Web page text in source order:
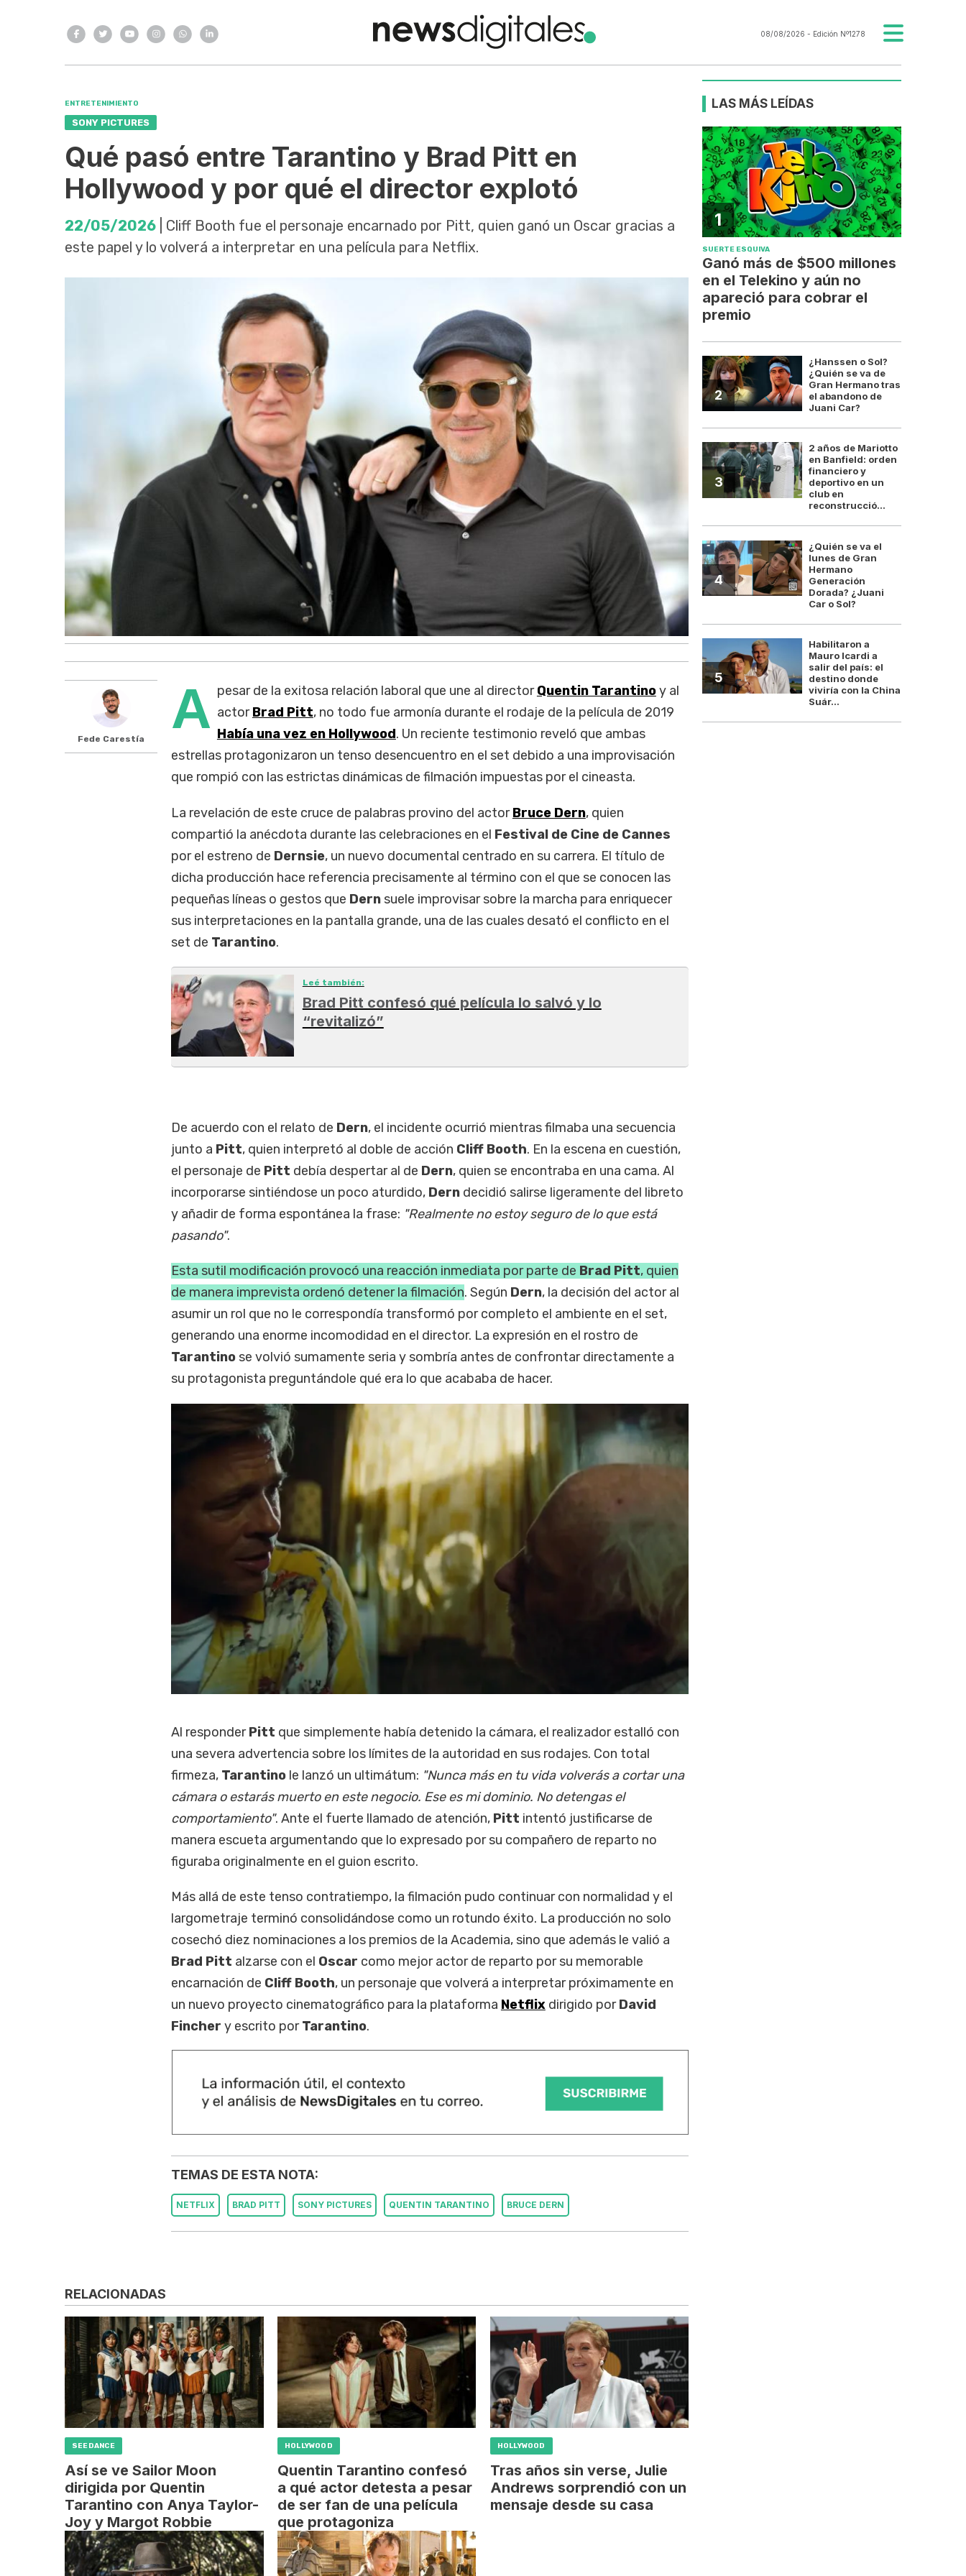
08/08/2026 - Edición Nº1278
ENTRETENIMIENTO
SONY PICTURES
Qué pasó entre Tarantino y Brad Pitt en
Hollywood y por qué el director explotó
22/05/2026 | Cliff Booth fue el personaje encarnado por Pitt, quien ganó un Oscar gracias a
este papel y lo volverá a interpretar en una película para Netflix.
Fede Carestía A pesar de la exitosa relación laboral que une al directorQuentin Tarantinoy al
actorBrad Pitt, no todo fue armonía durante el rodaje de la película de 2019
Había una vez en Hollywood. Un reciente testimonio reveló que ambas
estrellas protagonizaron un tenso desencuentro en el set debido a una improvisación
que rompió con las estrictas dinámicas de filmación impuestas por el cineasta.
La revelación de este cruce de palabras provino del actorBruce Dern, quien
compartió la anécdota durante las celebraciones en el Festival de Cine de Cannes
por el estreno de Dernsie, un nuevo documental centrado en su carrera. El título de
dicha producción hace referencia precisamente al término con el que se conocen las
pequeñas líneas o gestos que Dern suele improvisar sobre la marcha para enriquecer
sus interpretaciones en la pantalla grande, una de las cuales desató el conflicto en el
set de Tarantino.
Leé también:
Brad Pitt confesó qué película lo salvó y lo
“revitalizó”
De acuerdo con el relato de Dern, el incidente ocurrió mientras filmaba una secuencia
junto a Pitt, quien interpretó al doble de acción Cliff Booth. En la escena en cuestión,
el personaje de Pitt debía despertar al de Dern, quien se encontraba en una cama. Al
incorporarse sintiéndose un poco aturdido, Dern decidió salirse ligeramente del libreto
y añadir de forma espontánea la frase: "Realmente no estoy seguro de lo que está
pasando".
Esta sutil modificación provocó una reacción inmediata por parte de Brad Pitt, quien
de manera imprevista ordenó detener la filmación. Según Dern, la decisión del actor al
asumir un rol que no le correspondía transformó por completo el ambiente en el set,
generando una enorme incomodidad en el director. La expresión en el rostro de
Tarantino se volvió sumamente seria y sombría antes de confrontar directamente a
su protagonista preguntándole qué era lo que acababa de hacer.
Al responderPitt que simplemente había detenido la cámara, el realizador estalló con
una severa advertencia sobre los límites de la autoridad en sus rodajes. Con total
firmeza, Tarantino le lanzó un ultimátum: "Nunca más en tu vida volverás a cortar una
cámara o estarás muerto en este negocio. Ese es mi dominio. No detengas el
comportamiento". Ante el fuerte llamado de atención, Pitt intentó justificarse de
manera escueta argumentando que lo expresado por su compañero de reparto no
figuraba originalmente en el guion escrito.
Más allá de este tenso contratiempo, la filmación pudo continuar con normalidad y el
largometraje terminó consolidándose como un rotundo éxito. La producción no solo
cosechó diez nominaciones a los premios de la Academia, sino que además le valió a
Brad Pitt alzarse con el Oscar como mejor actor de reparto por su memorable
encarnación de Cliff Booth, un personaje que volverá a interpretar próximamente en
un nuevo proyecto cinematográfico para la plataforma Netflix dirigido porDavid
Fincher y escrito porTarantino.
TEMAS DE ESTA NOTA:
NETFLIX BRAD PITT SONY PICTURES QUENTIN TARANTINO BRUCE DERN
RELACIONADAS
SEEDANCE
Así se ve Sailor Moon
dirigida por Quentin
Tarantino con Anya Taylor-
Joy y Margot Robbie
HOLLYWOOD
Quentin Tarantino confesó
a qué actor detesta a pesar
de ser fan de una película
que protagoniza
HOLLYWOOD
Tras años sin verse, Julie
Andrews sorprendió con un
mensaje desde su casa
LAS MÁS LEÍDAS
1
SUERTE ESQUIVA
Ganó más de $500 millones
en el Telekino y aún no
apareció para cobrar el
premio
2
¿Hanssen o Sol?
¿Quién se va de
Gran Hermano tras
el abandono de
Juani Car?
3
2 años de Mariotto
en Banfield: orden
financiero y
deportivo en un
club en
reconstrucció...
4
¿Quién se va el
lunes de Gran
Hermano
Generación
Dorada? ¿Juani
Car o Sol?
5
Habilitaron a
Mauro Icardi a
salir del país: el
destino donde
viviría con la China
Suár...